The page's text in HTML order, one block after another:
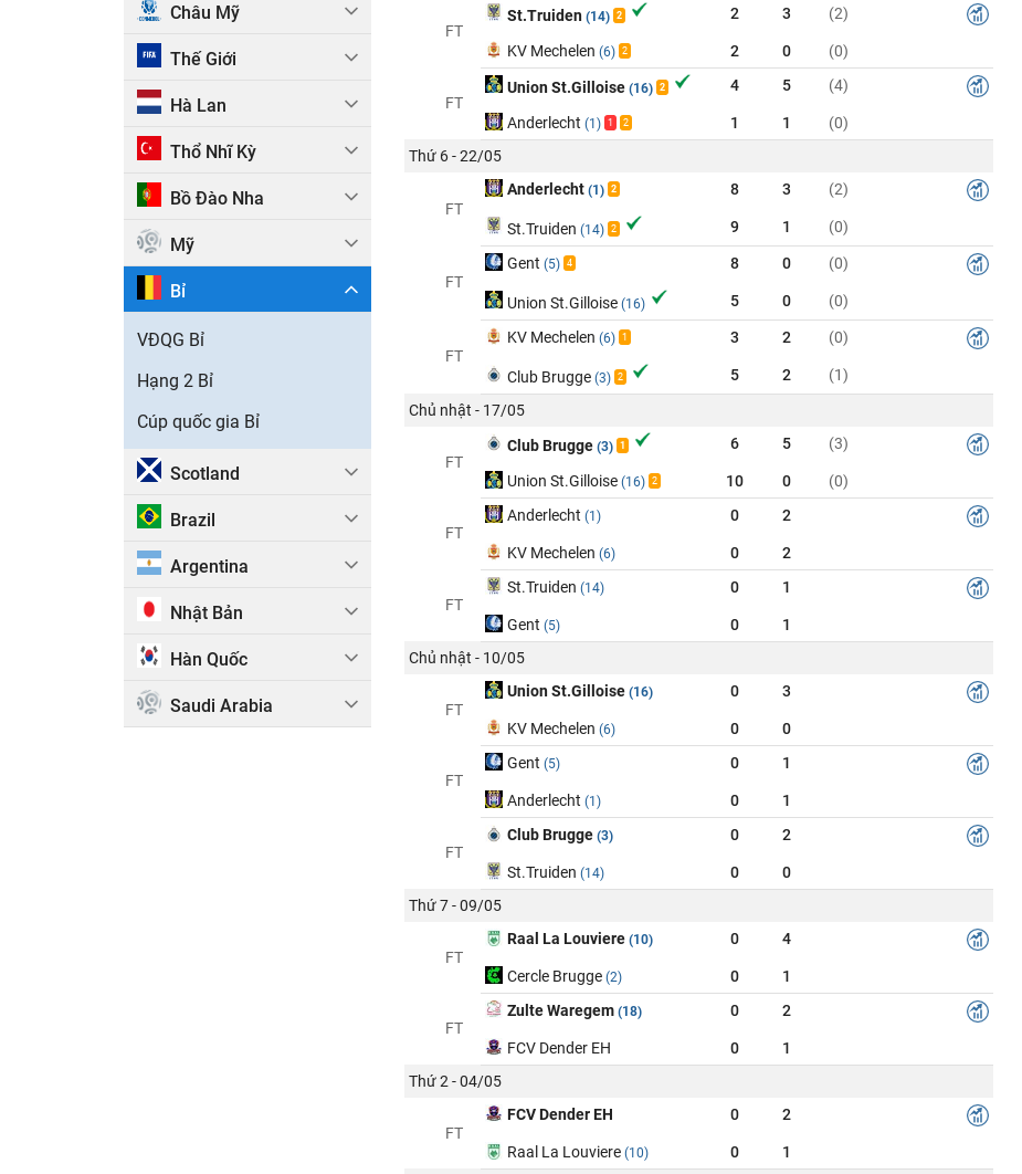
Châu Mỹ
Thế Giới
Hà Lan
Thổ Nhĩ Kỳ
Bồ Đào Nha
Mỹ
Bỉ
VĐQG Bỉ
Hạng 2 Bỉ
Cúp quốc gia Bỉ
Scotland
Brazil
Argentina
Nhật Bản
Hàn Quốc
Saudi Arabia
FT
St.Truiden (14) 2 2 3 (2)
KV Mechelen (6) 2 2 0 (0)
FT
Union St.Gilloise (16) 2 4 5 (4)
Anderlecht (1) 1 2 1 1
(0)
Thứ 6 - 22/05
FT
Anderlecht (1) 2 8 3 (2)
St.Truiden (14) 2 9 1 (0)
FT
Gent (5) 4 8 0 (0)
Union St.Gilloise (16) 5 0 (0)
FT
KV Mechelen (6) 1 3 2 (0)
Club Brugge (3) 2 5 2
(1)
Chủ nhật - 17/05
FT
Club Brugge (3) 1 6 5 (3)
Union St.Gilloise (16) 2 10 0 (0)
FT
Anderlecht (1) 0 2
KV Mechelen (6) 0 2
FT
St.Truiden (14) 0 1
Gent (5) 0
1
Chủ nhật - 10/05
FT
Union St.Gilloise (16) 0 3
KV Mechelen (6) 0 0
FT
Gent (5) 0 1
Anderlecht (1) 0 1
FT
Club Brugge (3) 0 2
St.Truiden (14) 0
0
Thứ 7 - 09/05
FT
Raal La Louviere (10) 0 4
Cercle Brugge (2) 0 1
FT
Zulte Waregem (18) 0 2
FCV Dender EH 0
1
Thứ 2 - 04/05
FT
FCV Dender EH 0 2
Raal La Louviere (10) 0
1